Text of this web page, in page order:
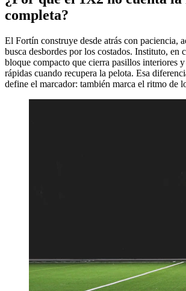
completa?
El Fortín construye desde atrás con paciencia,
busca desbordes por los costados. Instituto, en
bloque compacto que cierra pasillos interiores
rápidas cuando recupera la pelota. Esa
define el marcador: también marca el ritmo de